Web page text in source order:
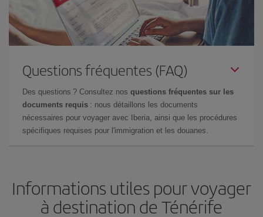
Questions fréquentes (FAQ)
Des questions ? Consultez nos questions fréquentes sur les
documents requis : nous détaillons les documents
nécessaires pour voyager avec Iberia, ainsi que les procédures
spécifiques requises pour l'immigration et les douanes.
Informations utiles pour voyager
à destination de Ténérife